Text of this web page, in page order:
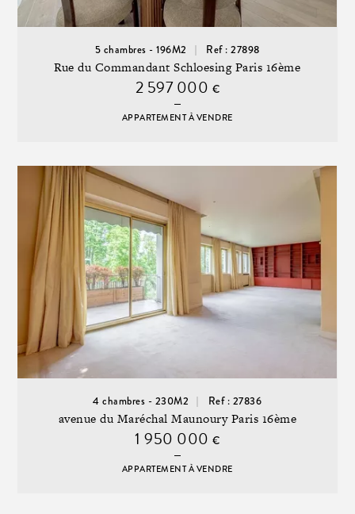
5 chambres - 196M2 Ref : 27898
Rue du Commandant Schloesing Paris 16ème
2 597 000 €
APPARTEMENT À VENDRE
4 chambres - 230M2 Ref : 27836
avenue du Maréchal Maunoury Paris 16ème
1 950 000€
APPARTEMENT À VENDRE